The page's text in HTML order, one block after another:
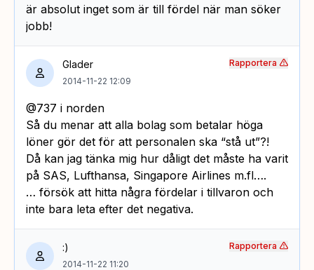
är absolut inget som är till fördel när man söker
jobb!
Glader
2014-11-22 12:09
@737 i norden
Så du menar att alla bolag som betalar höga
löner gör det för att personalen ska “stå ut”?!
Då kan jag tänka mig hur dåligt det måste ha varit
på SAS, Lufthansa, Singapore Airlines m.fl….
… försök att hitta några fördelar i tillvaron och
inte bara leta efter det negativa.
Rapportera
:)
2014-11-22 11:20
Rapportera